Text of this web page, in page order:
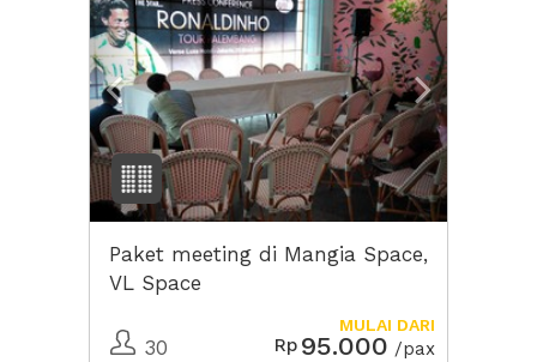
Paket meeting di Mangia Space,
VL Space
30 Rp 95.000 /pax
MULAI DARI